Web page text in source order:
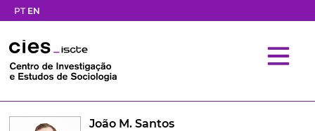
PT EN
João M. Santos